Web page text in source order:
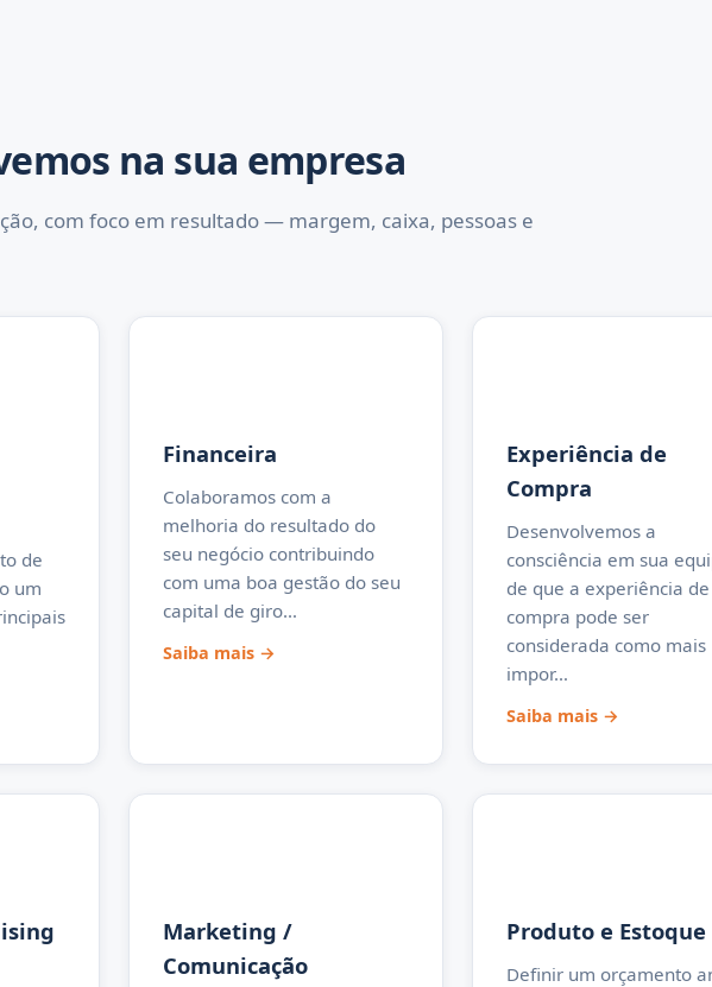
na sua empresa
com foco em resultado — margem, caixa, pessoas e
de
um
Financeira
Colaboramos com a
melhoria do resultado do
seu negócio contribuindo
com uma boa gestão do seu
capital de giro…
Saiba mais →
Experiência de
Compra
Desenvolvemos a
consciência em sua
de que a experiência de
compra pode ser
considerada como mais
impor…
Saiba mais →
Marketing /
Comunicação
Produto e Estoque
Definir um orçamento